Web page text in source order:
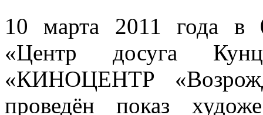
10 марта 2011 года в
«Центр досуга
«КИНОЦЕНТР
проведён показ